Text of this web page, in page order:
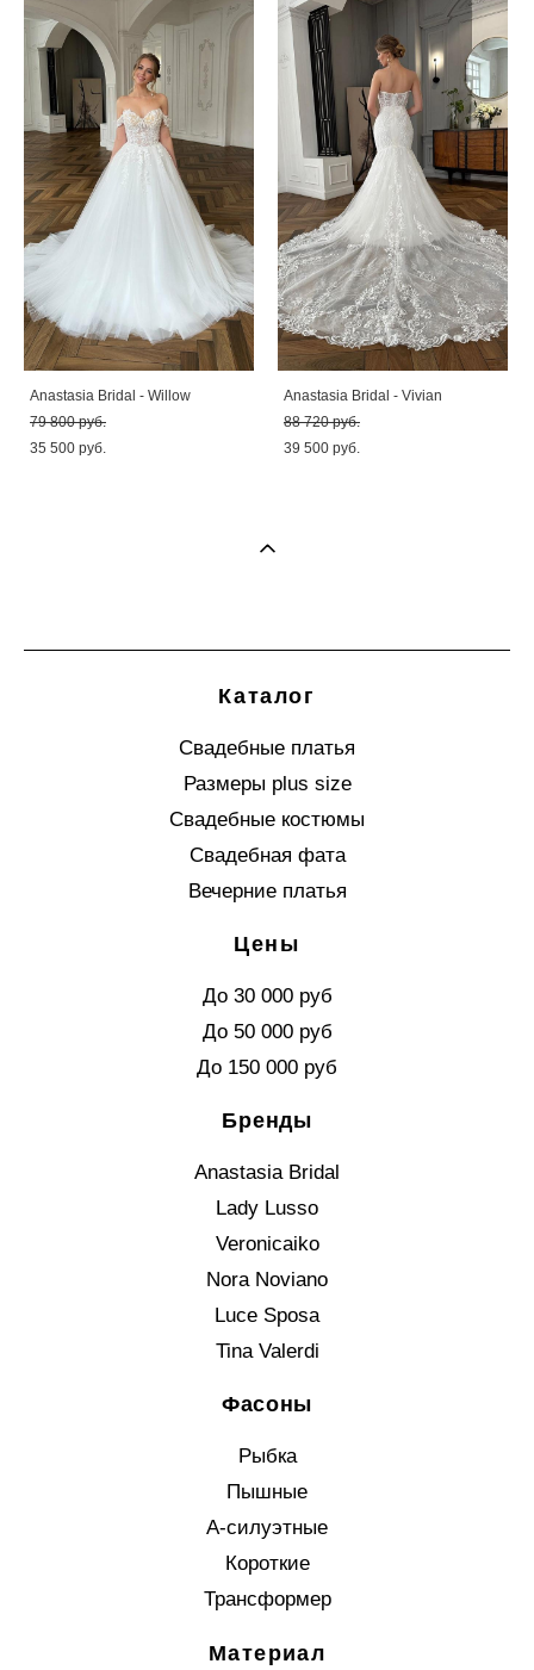
Anastasia Bridal - Willow
79 800 pуб.
35 500 pуб.
Anastasia Bridal - Vivian
88 720 pуб.
39 500 pуб.
Каталог
Свадебные платья
Размеры plus size
Свадебные костюмы
Свадебная фата
Вечерние платья
Цены
До 30 000 руб
До 50 000 руб
До 150 000 руб
Бренды
Anastasia Bridal
Lady Lusso
Veronicaiko
Nora Noviano
Luce Sposa
Tina Valerdi
Фасоны
Рыбка
Пышные
А-силуэтные
Короткие
Трансформер
Материал